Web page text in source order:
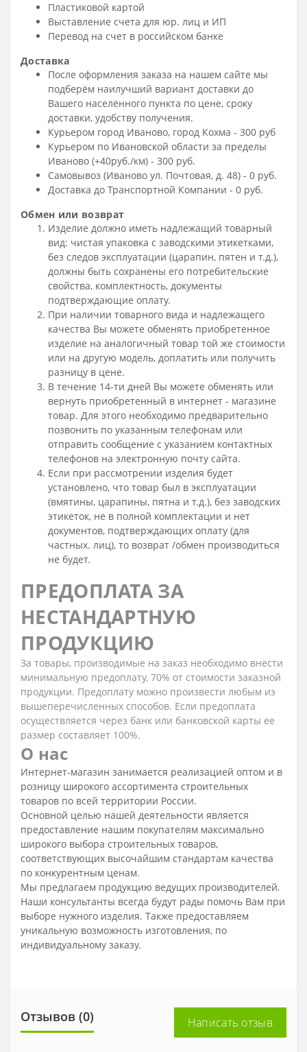
Пластиковой картой
Выставление счета для юр. лиц и ИП
Перевод на счет в российском банке
Доставка
После оформления заказа на нашем сайте мы
подберём наилучший вариант доставки до
Вашего населённого пункта по цене, сроку
доставки, удобству получения.
Курьером город Иваново, город Кохма - 300 руб
Курьером по Ивановской области за пределы
Иваново (+40руб./км) - 300 руб.
Самовывоз (Иваново ул. Почтовая, д. 48) - 0 руб.
Доставка до Транспортной Компании - 0 руб.
Обмен или возврат
Изделие должно иметь надлежащий товарный
вид: чистая упаковка с заводскими этикетками,
без следов эксплуатации (царапин, пятен и т.д.),
должны быть сохранены его потребительские
свойства, комплектность, документы
подтверждающие оплату.
При наличии товарного вида и надлежащего
качества Вы можете обменять приобретенное
изделие на аналогичный товар той же стоимости
или на другую модель, доплатить или получить
разницу в цене.
В течение 14-ти дней Вы можете обменять или
вернуть приобретенный в интернет - магазине
товар. Для этого необходимо предварительно
позвонить по указанным телефонам или
отправить сообщение с указанием контактных
телефонов на электронную почту сайта.
Если при рассмотрении изделия будет
установлено, что товар был в эксплуатации
(вмятины, царапины, пятна и т.д.), без заводских
этикеток, не в полной комплектации и нет
документов, подтверждающих оплату (для
частных. лиц), то возврат /обмен производиться
не будет.
ПРЕДОПЛАТА ЗА
НЕСТАНДАРТНУЮ
ПРОДУКЦИЮ
За товары, производимые на заказ необходимо внести
минимальную предоплату, 70% от стоимости заказной
продукции. Предоплату можно произвести любым из
вышеперечисленных способов. Если предоплата
осуществляется через банк или банковской карты ее
размер составляет 100%.
О нас
Интернет-магазин занимается реализацией оптом и в
розницу широкого ассортимента строительных
товаров по всей территории России.
Основной целью нашей деятельности является
предоставление нашим покупателям максимально
широкого выбора строительных товаров,
соответствующих высочайшим стандартам качества
по конкурентным ценам.
Мы предлагаем продукцию ведущих производителей.
Наши консультанты всегда будут рады помочь Вам при
выборе нужного изделия. Также предоставляем
уникальную возможность изготовления, по
индивидуальному заказу.
Отзывов (0) Написать отзыв